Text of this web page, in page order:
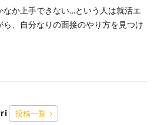
なか上手できない…という人は就活エ
、自分なりの面接のやり方を見つけ
投稿一覧